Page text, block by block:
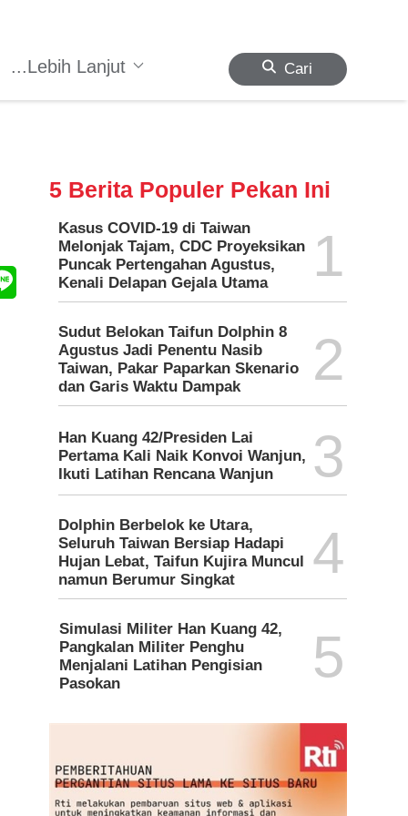
...Lebih Lanjut Cari
5 Berita Populer Pekan Ini
Kasus COVID-19 di Taiwan
Melonjak Tajam, CDC Proyeksikan
Puncak Pertengahan Agustus,
Kenali Delapan Gejala Utama
1
Sudut Belokan Taifun Dolphin 8
Agustus Jadi Penentu Nasib
Taiwan, Pakar Paparkan Skenario
dan Garis Waktu Dampak
2
Han Kuang 42/Presiden Lai
Pertama Kali Naik Konvoi Wanjun,
Ikuti Latihan Rencana Wanjun
3
Dolphin Berbelok ke Utara,
Seluruh Taiwan Bersiap Hadapi
Hujan Lebat, Taifun Kujira Muncul
namun Berumur Singkat
4
Simulasi Militer Han Kuang 42,
Pangkalan Militer Penghu
Menjalani Latihan Pengisian
Pasokan
5